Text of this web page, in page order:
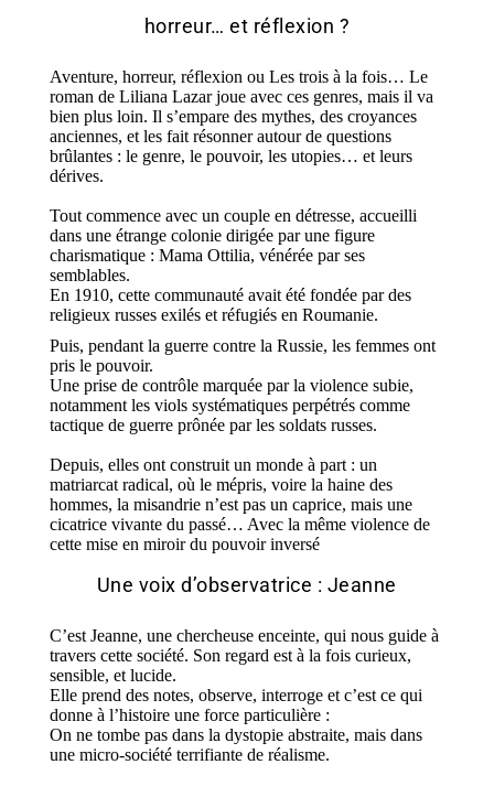
horreur… et réflexion ?
Aventure, horreur, réflexion ou Les trois à la fois… Le
roman de Liliana Lazar joue avec ces genres, mais il va
bien plus loin. Il s’empare des mythes, des croyances
anciennes, et les fait résonner autour de questions
brûlantes : le genre, le pouvoir, les utopies… et leurs
dérives.
Tout commence avec un couple en détresse, accueilli
dans une étrange colonie dirigée par une figure
charismatique : Mama Ottilia, vénérée par ses
semblables.
En 1910, cette communauté avaitété fondée par des
religieux russes exiléset réfugiésen Roumanie.
Puis, pendant la guerre contre la Russie, les femmes ont
pris le pouvoir.
Une prise de contrôle marquée par la violence subie,
notamment les viols systématiques perpétrés comme
tactique de guerre prônée par les soldats russes.
Depuis, elles ont construit un monde à part : un
matriarcat radical, où le mépris, voire la haine des
hommes, la misandrie n’est pas un caprice, mais une
cicatrice vivante du passé… Avec la même violence de
cettemise en miroir du pouvoir inversé
Une voix d’observatrice : Jeanne
C’est Jeanne, une chercheuse enceinte, qui nous guide à
travers cette société. Son regard est à la fois curieux,
sensible, et lucide.
Elle prend des notes, observe, interroge et c’est ce qui
donne à l’histoire une force particulière :
On ne tombe pas dans la dystopie abstraite, mais dans
une micro-société terrifiante de réalisme.